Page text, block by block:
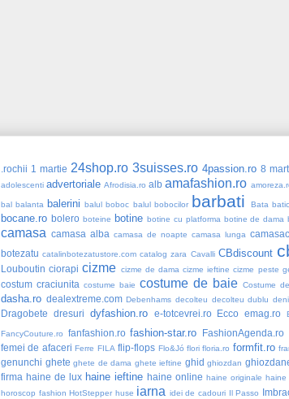
.rochii 1 martie 24shop.ro 3suisses.ro 4passion.ro 8
adolescenti advertoriale Afrodisia.ro alb amafashion.ro
bal balanta balerini balul boboc balul bobocilor barbati Bata batic
bocane.ro bolero boteine botine botine cu platforma botine de dama
camasa camasa alba camasa de noapte camasa lunga
botezatu catalinbotezatustore.com catalog zara Cavalli CBdiscount
Louboutin ciorapi cizme cizme de dama cizme ieftine cizme peste
costum craciunita costume baie costume de baie Costume
dasha.ro dealextreme.com Debenhams decolteu decolteu dublu
Dragobete dresuri dyfashion.ro e-totcevrei.ro Ecco emag.ro
FancyCouture.ro fanfashion.ro fashion-star.ro FashionAgenda.ro
femei de afaceri Ferre FILA flip-flops Flo&Jó flori floria.ro formfit.ro
genunchi ghete ghete de dama ghete ieftine ghid ghiozdan
firma haine de lux haine ieftine haine online haine originale haine
horoscop fashion HotStepper huse iarna idei de cadouri Il Passo